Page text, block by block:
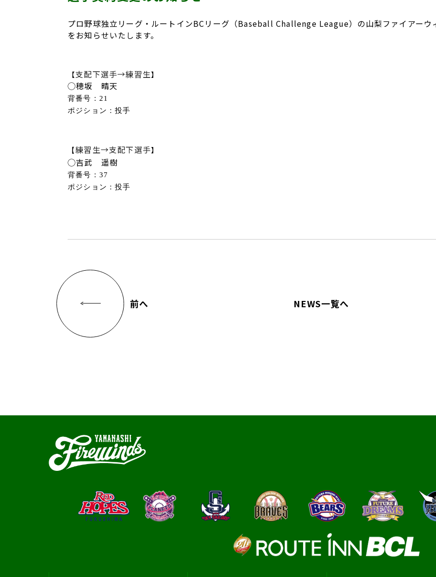
プロ野球独立リーグ・ルートインBCリーグ（Baseball Challenge League）の山梨ファイアーウ
をお知らせいたします。
【支配下選手→練習生】
◯穂坂 晴天
背番号：21
ポジション：投手
【練習生→支配下選手】
◯吉武 遥樹
背番号：37
ポジション：投手
前へ NEWS一覧へ